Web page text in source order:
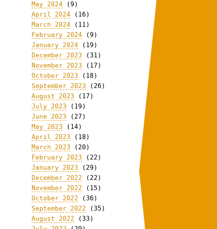
May 2024 (9)
April 2024 (16)
March 2024 (11)
February 2024 (9)
January 2024 (19)
December 2023 (31)
November 2023 (17)
October 2023 (18)
September 2023 (26)
August 2023 (17)
July 2023 (19)
June 2023 (27)
May 2023 (14)
April 2023 (18)
March 2023 (20)
February 2023 (22)
January 2023 (29)
December 2022 (22)
November 2022 (15)
October 2022 (36)
September 2022 (35)
August 2022 (33)